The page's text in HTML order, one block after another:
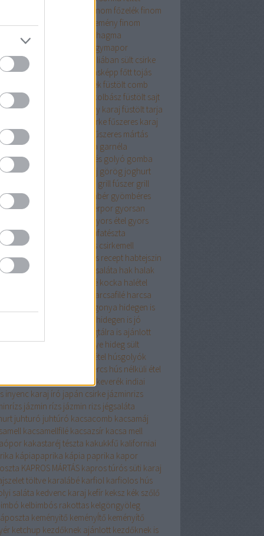
finom főzelék finom
finom panir finom sütemény finom
fodros kocka
fokhagma
fokhagymapor
fóliában sült csirke
csirke
főtt hús másképp főtt tojás
friss fűszerek füstölt comb
hús
füstölt karaj füstölt kolbász füstölt sajt
sonka
füstölt sonka vagy karaj füstölt tarja
fűszeres csirkefűszeres karaj
krumpli
fűszeres mártás
galuska garnéla
finomság
gesztenyés golyó gomba
göngyölt karaj görög joghurt
grill fúszer grill
gyömbér gyömbéres
gyömbérlekvár gyömbérpor gyorsan
gyors étel gyors
gyros fűszerkeverék
gyufatészta
csirke
gyümölcsös csirkemell
muffin
gyümölcsös recept habtejszin
hagymaleves hagymasaláta hak halak
halászlé kocka halétel
harcsafilé harcsa
Hasselbach burgonya hidegen is
hidegen is jó
hidegtálra is ajánlott
kiváló
hideg pecsenye hideg sült
húsétel húsgolyók
hústekercs hús nélküli étel
indiai fűszerkeverék indiai
inyenc karaj író japán csirke jázminrizs
jázmin rízs jázmin rizs jégsaláta
juhturó juhtúró kacsacomb kacsamáj
kacsamellfilé kacsazsír kacsa mell
kakastaréj tészta kakukkfű kaliforniai
kápiapaprika kápia paprika kapor
KAPROS MÁRTÁS kapros túrós süti karaj
töltve karalábé karfiol karfiolos hús
saláta kedvenc karaj kefír keksz kék szőlő
kelbimbós rakottas kelgöngyöleg
keményitő keményÍtő keményítő
ketchup kezdőknek ajánlott kezdőknek is